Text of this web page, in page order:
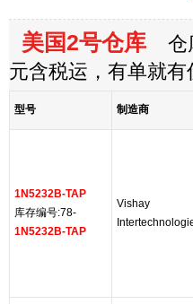
美国2号仓库 仓
元含税运，有单就
型号 制造商
1N5232B-TAP
库存编号:78-
1N5232B-TAP
Vishay